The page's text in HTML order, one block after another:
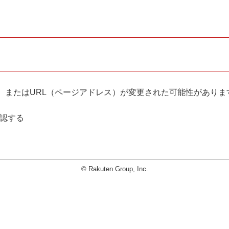
たはURL（ページアドレス）が変更された可能性がありま
する
© Rakuten Group, Inc.